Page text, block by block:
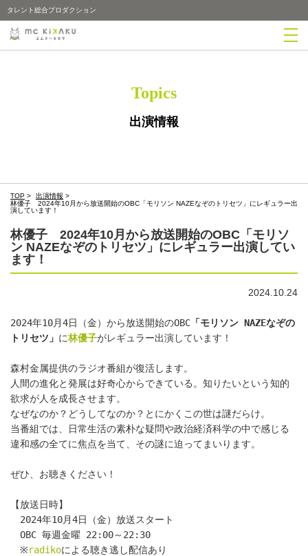
タレント総合プロダクション
Topics
出演情報
TOP > 出演情報 >
林優子 2024年10月から放送開始のOBC「モリソン NAZEなぞのトリセツ」にレギュラー出
演しています！
林優子 2024年10月から放送開始のOBC「モリソ
ン NAZEなぞのトリセツ」にレギュラー出演してい
ます！
2024.10.24
2024年10月4日（金）から放送開始のOBC 「モリソン NAZEなぞの
トリセツ」 に林優子がレギュラー出演しています！
森村金属提供のラジオ番組が復活します。
人間の進化と発展は好奇心からできている。知りたいという知的
欲求が人を成長させます。
なぜなのか？どうしてなのか？とにかくこの世は謎だらけ。
当番組では、日常生活の素朴な疑問や政治経済科学の中で感じる
違和感の全てに焦点を当て、その謎に迫ってまいります。
ぜひ、お聴きください！
【放送日時】
2024年10月4日（金）放送スタート
OBC 毎週金曜 22:00～22:30
※radikoによる聴き逃し配信あり